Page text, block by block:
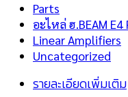
Parts
อะไหล่ ฮ.BEAM E4
Linear Amplifiers
Uncategorized
รายละเอียดเพิ่มเติม